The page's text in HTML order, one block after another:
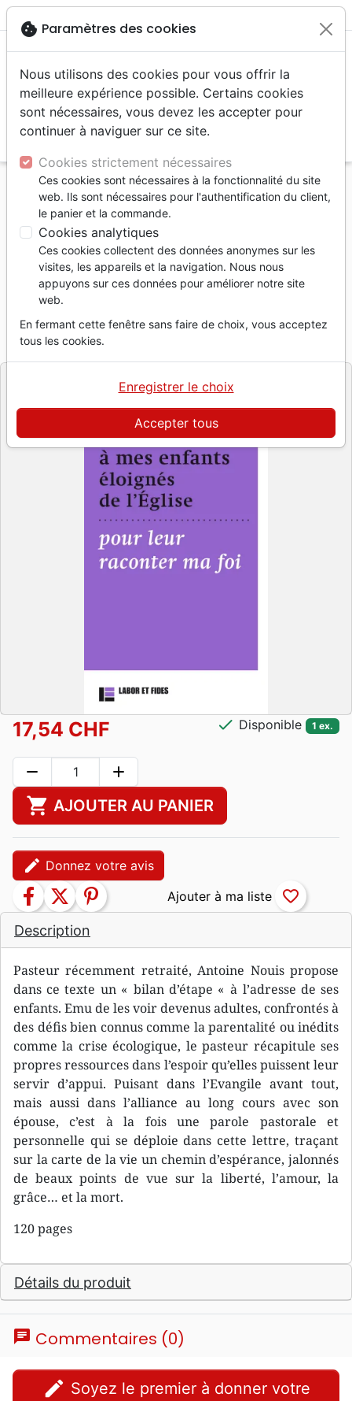
menu
Accueil Livres
Eglise
Lettre à mes enfants éloignés de l'église - pour leur
raconter ma foi
Lettre à mes enfants éloignés de
l'église - pour leur raconter ma foi
Antoine Nouis
RéférenceLAB1810 EAN9782830918106
Editeur LABOR ET FIDES
Description
Pasteur récemment retraité, Antoine Nouis propose
dans ce texte un « bilan d’étape « à l’adresse de ses
enfants. Emu de les voir devenus adultes, confrontés à
des défis bien connus comme la parentalité ou inédits
comme la crise écologique, le pasteur récapitule ses
propres ressources dans l’espoir qu’elles puissent leur
servir d’appui. Puisant dans l’Evangile avant tout,
mais aussi dans l’alliance au long cours avec son
épouse, c’est à la fois une parole pastorale et
personnelle qui se déploie dans cette lettre, traçant
sur la carte de la vie un chemin d’espérance, jalonnés
de beaux points de vue sur la liberté, l’amour, la
grâce… et la mort.
120 pages
Détails du produit
17,54 CHF check Disponible 1 ex.
remove add
shopping_cart AJOUTER AU PANIER
edit Donnez votre avis
facebook twitter pinterest favorite_border
chat Commentaires (0)
edit
cookie Paramètres des cookies
Nous utilisons des cookies pour vous offrir la
meilleure expérience possible. Certains cookies
sont nécessaires, vous devez les accepter pour
continuer à naviguer sur ce site.
Cookies strictement nécessaires
Ces cookies sont nécessaires à la fonctionnalité du site
web. Ils sont nécessaires pour l'authentification du client,
le panier et la commande.
Cookies analytiques
Ces cookies collectent des données anonymes sur les
visites, les appareils et la navigation. Nous nous
appuyons sur ces données pour améliorer notre site
web.
En fermant cette fenêtre sans faire de choix, vous acceptez
tous les cookies.
Accepter tous
Enregistrer le choix